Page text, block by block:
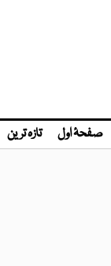
صفحۂ اول تازہ ترین